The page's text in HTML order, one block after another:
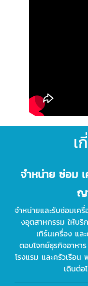
เ
จำหน่าย ซ่อม
ญ
จำหน่ายและรับซ่อมเค
งอุตสาหกรรม ให้บริ
เทิร์นเครื่อง แ
ตอบโจทย์ธุรกิจอาหา
โรงแรม และครัวเรือ
เดินต่อ